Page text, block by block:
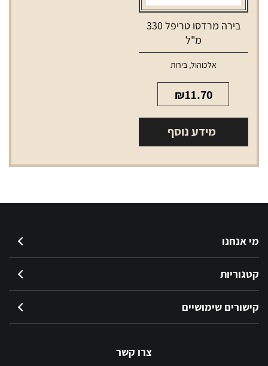
בירה מרדסו טריפל 330
מ"ל
אלכוהול,בירות
₪11.70
מידע נוסף
מי אנחנו
קטגוריות
קישורים שימושיים
צרו קשר